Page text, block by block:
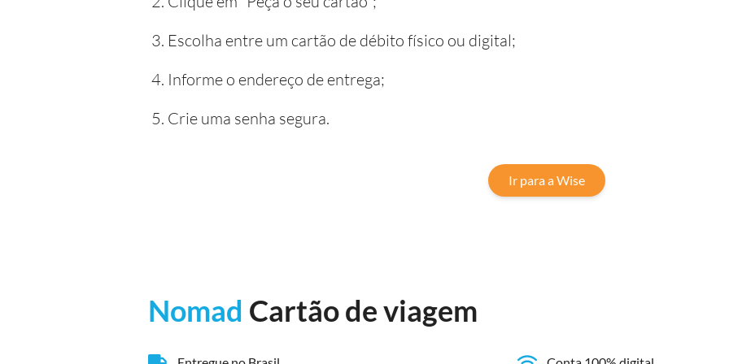
Escolha entre um cartão de débito físico ou digital;
Informe o endereço de entrega;
Crie uma senha segura.
Ir para a Wise
Nomad Cartão de viagem